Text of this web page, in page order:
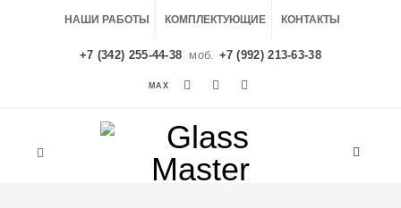
НАШИ РАБОТЫ КОМПЛЕКТУЮЩИЕ КОНТАКТЫ
+7 (342) 255-44-38 моб. +7 (992) 213-63-38
MAX